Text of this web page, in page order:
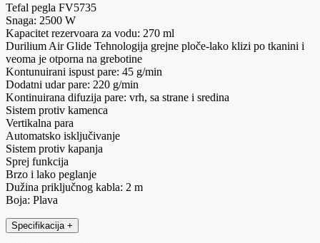
Tefal pegla FV5735
Snaga: 2500 W
Kapacitet rezervoara za vodu: 270 ml
Durilium Air Glide Tehnologija grejne ploče-lako klizi po tkanini i
veoma je otporna na grebotine
Kontunuirani ispust pare: 45 g/min
Dodatni udar pare: 220 g/min
Kontinuirana difuzija pare: vrh, sa strane i sredina
Sistem protiv kamenca
Vertikalna para
Automatsko isključivanje
Sistem protiv kapanja
Sprej funkcija
Brzo i lako peglanje
Dužina priključnog kabla: 2 m
Boja: Plava
Specifikacija +